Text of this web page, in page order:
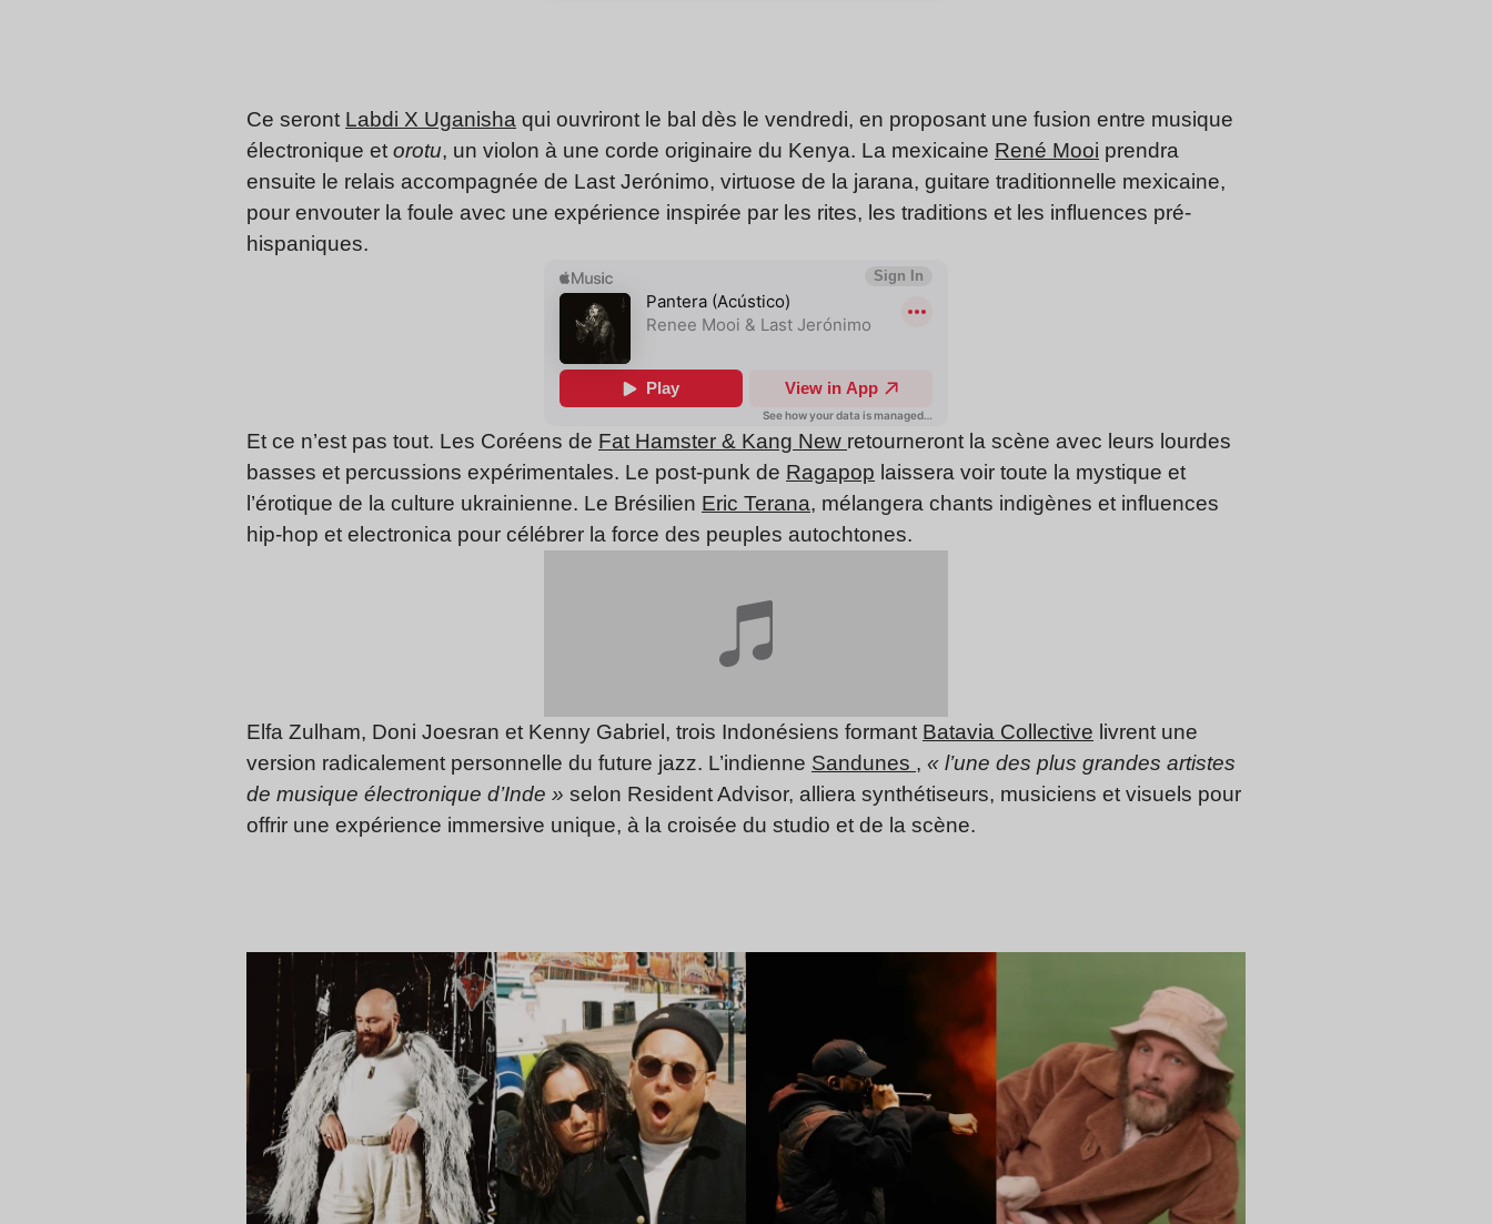
Ce seront Labdi X Uganisha qui ouvriront le bal dès le vendredi, en proposant une fusion entre musique
électronique et orotu, un violon à une corde originaire du Kenya. La mexicaine René Mooi prendra
ensuite le relais accompagnée de Last Jerónimo, virtuose de la jarana, guitare traditionnelle mexicaine,
pour envouter la foule avec une expérience inspirée par les rites, les traditions et les influences pré-
hispaniques.
Et ce n’est pas tout. Les Coréens de Fat Hamster & Kang New retourneront la scène avec leurs lourdes
basses et percussions expérimentales. Le post-punk de Ragapop laissera voir toute la mystique et
l’érotique de la culture ukrainienne. Le Brésilien Eric Terana, mélangera chants indigènes et influences
hip-hop et electronica pour célébrer la force des peuples autochtones.
Elfa Zulham, Doni Joesran et Kenny Gabriel, trois Indonésiens formant Batavia Collective livrent une
version radicalement personnelle du future jazz. L’indienne Sandunes , « l’une des plus grandes artistes
de musique électronique d’Inde » selon Resident Advisor, alliera synthétiseurs, musiciens et visuels pour
offrir une expérience immersive unique, à la croisée du studio et de la scène.